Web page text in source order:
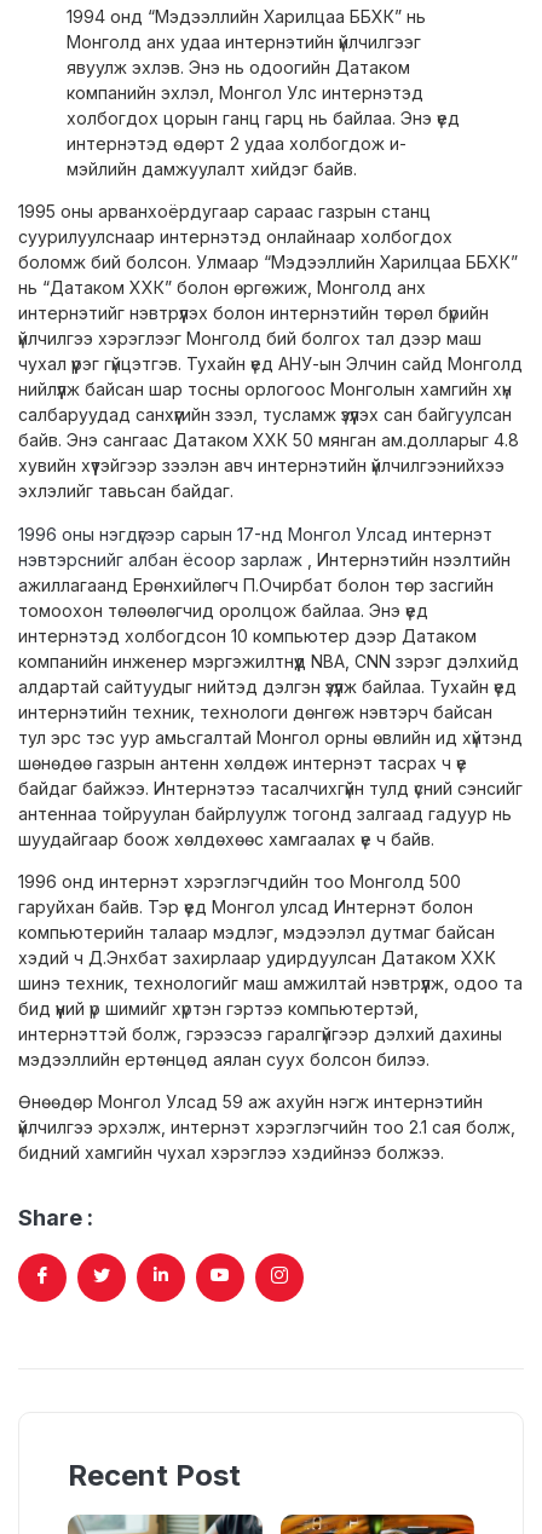
Recent Post
1994 онд “Мэдээллийн Харилцаа ББХК” нь
Монголд анх удаа интернэтийн үйлчилгээг
явуулж эхлэв. Энэ нь одоогийн Датаком
компанийн эхлэл, Монгол Улс интернэтэд
холбогдох цорын ганц гарц нь байлаа. Энэ үед
интернэтэд өдөрт 2 удаа холбогдож и-
мэйлийн дамжуулалт хийдэг байв.
1995 оны арванхоёрдугаар сараас газрын станц
суурилуулснаар интернэтэд онлайнаар холбогдох
боломж бий болсон. Улмаар “Мэдээллийн Харилцаа ББХК”
нь “Датаком ХХК” болон өргөжиж, Монголд анх
интернэтийг нэвтрүүлэх болон интернэтийн төрөл бүрийн
үйлчилгээ хэрэглээг Монголд бий болгох тал дээр маш
чухал үүрэг гүйцэтгэв. Тухайн үед АНУ-ын Элчин сайд Монголд
нийлүүлж байсан шар тосны орлогоос Монголын хамгийн хүн
салбаруудад санхүүгийн зээл, тусламж үзүүлэх сан байгуулсан
байв. Энэ сангаас Датаком ХХК 50 мянган ам.долларыг 4.8
хувийн хүүтэйгээр зээлэн авч интернэтийн үйлчилгээнийхээ
эхлэлийг тавьсан байдаг.
1996 оны нэгдүгээр сарын 17-нд Монгол Улсад интернэт
нэвтэрснийг албан ёсоор зарлаж
, Интернэтийн нээлтийн
ажиллагаанд Ерөнхийлөгч П.Очирбат болон төр засгийн
томоохон төлөөлөгчид оролцож байлаа. Энэ үед
интернэтэд холбогдсон 10 компьютер дээр Датаком
компанийн инженер мэргэжилтнүүд NBA, CNN зэрэг дэлхийд
алдартай сайтуудыг нийтэд дэлгэн үзүүлж байлаа. Тухайн үед
интернэтийн техник, технологи дөнгөж нэвтэрч байсан
тул эрс тэс уур амьсгалтай Монгол орны өвлийн ид хүйтэнд
шөнөдөө газрын антенн хөлдөж интернэт тасрах ч үе
байдаг байжээ. Интернэтээ тасалчихгүйн тулд үсний сэнсийг
антеннаа тойруулан байрлуулж тогонд залгаад гадуур нь
шуудайгаар боож хөлдөхөөс хамгаалах үе ч байв.
1996 онд интернэт хэрэглэгчдийн тоо Монголд 500
гаруйхан байв. Тэр үед Монгол улсад Интернэт болон
компьютерийн талаар мэдлэг, мэдээлэл дутмаг байсан
хэдий ч Д.Энхбат захирлаар удирдуулсан Датаком ХХК
шинэ техник, технологийг маш амжилтай нэвтрүүлж, одоо та
бид үүний үр шимийг хүртэн гэртээ компьютертэй,
интернэттэй болж, гэрээсээ гаралгүйгээр дэлхий дахины
мэдээллийн ертөнцөд аялан суух болсон билээ.
Өнөөдөр Монгол Улсад 59 аж ахуйн нэгж интернэтийн
үйлчилгээ эрхэлж, интернэт хэрэглэгчийн тоо 2.1 сая болж,
бидний хамгийн чухал хэрэглээ хэдийнээ болжээ.
Share :